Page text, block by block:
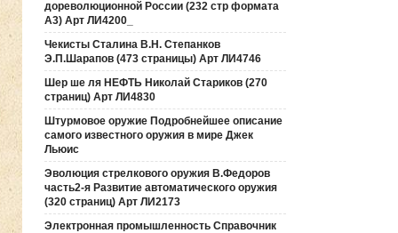
дореволюционной России (232 стр формата
А3) Арт ЛИ4200_
Чекисты Сталина В.Н. Степанков
Э.П.Шарапов (473 страницы) Арт ЛИ4746
Шер ше ля НЕФТЬ Николай Стариков (270
страниц) Арт ЛИ4830
Штурмовое оружие Подробнейшее описание
самого известного оружия в мире Джек
Льюис
Эволюция стрелкового оружия В.Федоров
часть2-я Развитие автоматического оружия
(320 страниц) Арт ЛИ2173
Электронная промышленность Справочник